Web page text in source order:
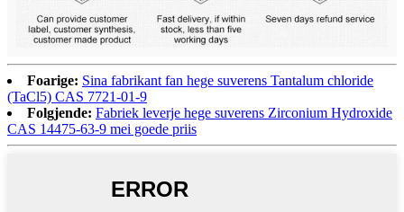
Foarige: Sina fabrikant fan hege suverens Tantalum chloride
(TaCl5) CAS 7721-01-9
Folgjende: Fabriek leverje hege suverens Zirconium Hydroxide
CAS 14475-63-9 mei goede priis